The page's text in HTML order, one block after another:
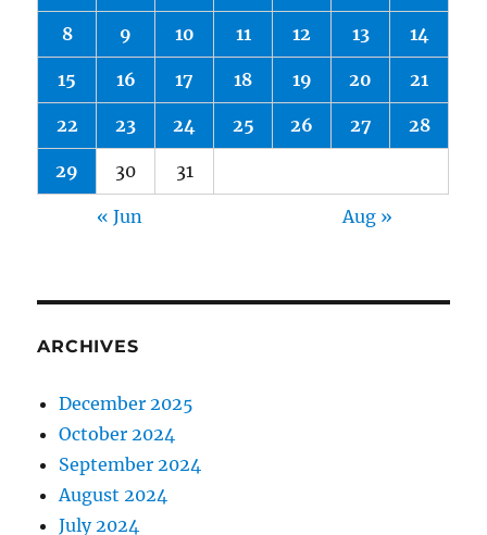
8 9 10 11 12 13 14
15 16 17 18 19 20 21
22 23 24 25 26 27 28
29 30 31
« Jun Aug »
ARCHIVES
December 2025
October 2024
September 2024
August 2024
July 2024